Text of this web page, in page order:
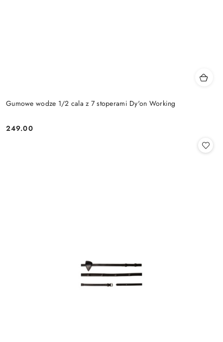
Gumowe wodze 1/2 cala z 7 stoperami Dy'on Working
Cena:
249.00